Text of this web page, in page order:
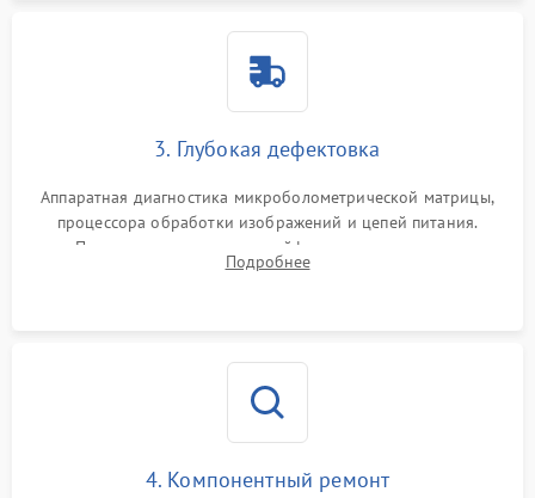
3. Глубокая дефектовка
Аппаратная диагностика микроболометрической матрицы,
процессора обработки изображений и цепей питания.
Проверка целостности шлейфов, модуля памяти и
интерфейсов связи. Выявление сгоревших SMD-компонентов
Подробнее
4. Компонентный ремонт